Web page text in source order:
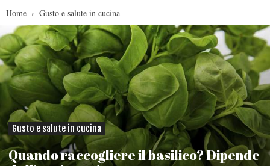
Home Gusto e salute in cucina
Gusto e salute in cucina
Quando raccogliere il basilico? Dipende